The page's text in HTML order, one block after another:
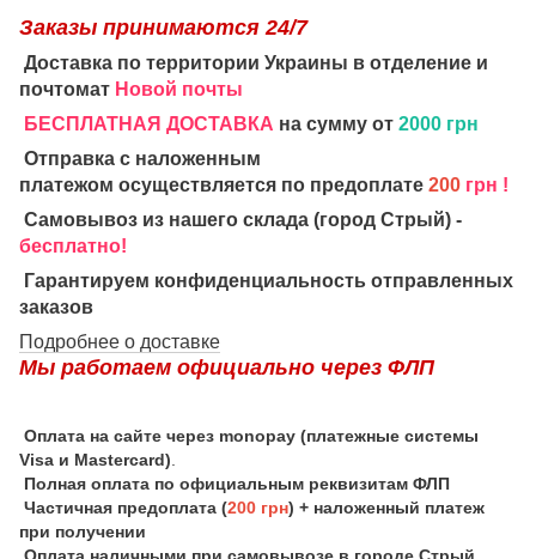
Заказы принимаются 24/7
Доставка по территории Украины в отделение и
почтомат Новой почты
БЕСПЛАТНАЯ ДОСТАВКА на сумму от 2000 грн
Отправка с наложенным
платежом осуществляется по предоплате 200 грн !
Самовывоз из нашего склада (город Стрый) -
бесплатно!
Гарантируем конфиденциальность отправленных
заказов
Подробнее о доставке
Мы работаем официально через ФЛП
Оплата на сайте через monopay (платежные системы
Visa и Mastercard)
Полная оплата по официальным реквизитам ФЛП
Частичная предоплата (200 грн) + наложенный платеж
при получении
Оплата наличными при самовывозе в городе Стрый